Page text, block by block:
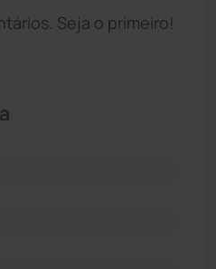
Seja o primeiro!